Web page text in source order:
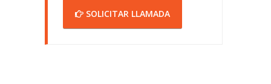
SOLICITAR LLAMADA